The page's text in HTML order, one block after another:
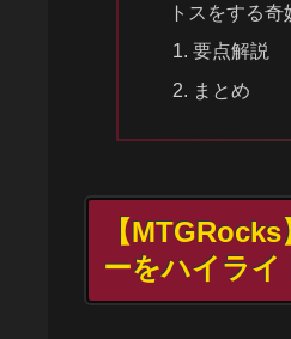
トスをする
要点解説
まとめ
【
ーをハイライ